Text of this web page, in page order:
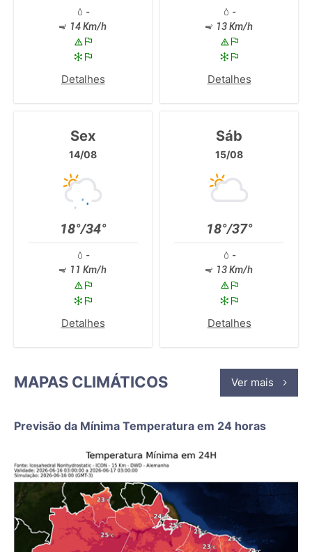
-
14 Km/h
Detalhes
-
13 Km/h
Detalhes
Sex
14/08
18°/34°
-
11 Km/h
Detalhes
Sáb
15/08
18°/37°
-
13 Km/h
Detalhes
MAPAS CLIMÁTICOS Ver mais
Previsão da Mínima Temperatura em 24 horas